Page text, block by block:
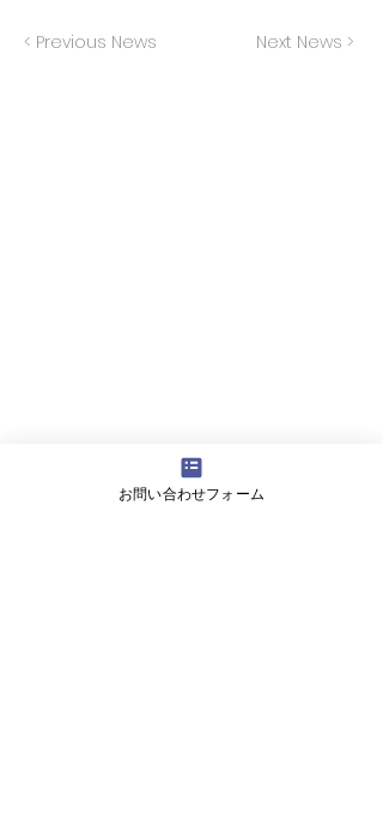
< Previous News Next News >
お問い合わせフォーム